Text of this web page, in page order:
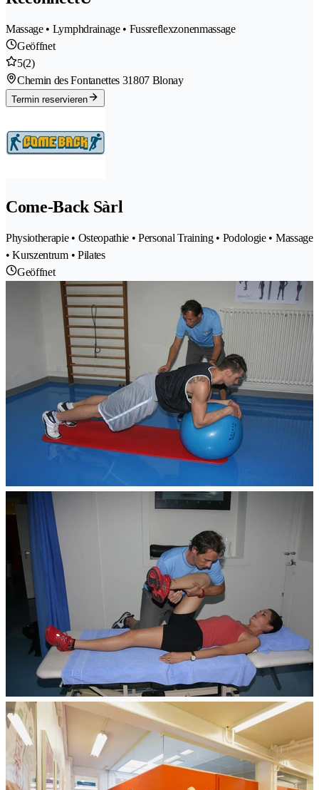
Massage • Lymphdrainage • Fussreflexzonenmassage
Geöffnet
5(2)
Chemin des Fontanettes 31807 Blonay
Termin reservieren
Come-Back Sàrl
Physiotherapie • Osteopathie • Personal Training • Podologie • Massage
• Kurszentrum • Pilates
Geöffnet